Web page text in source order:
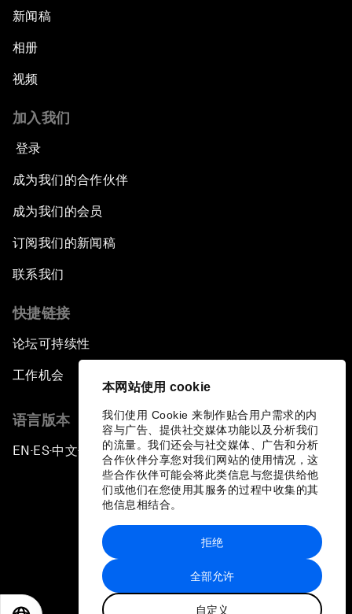
本网站使用 cookie
我们使用 Cookie 来制作贴合用户需求的内
容与广告、提供社交媒体功能以及分析我们
的流量。我们还会与社交媒体、广告和分析
合作伙伴分享您对我们网站的使用情况，这
些合作伙伴可能会将此类信息与您提供给他
们或他们在您使用其服务的过程中收集的其
他信息相结合。
全部允许
自定义
拒绝
新闻稿
相册
视频
加入我们
登录
成为我们的合作伙伴
成为我们的会员
订阅我们的新闻稿
联系我们
快捷链接
论坛可持续性
工作机会
语言版本
EN ▪ES▪中文▪ 日本語
站点地图